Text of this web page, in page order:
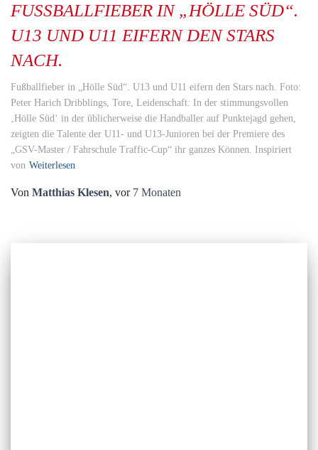
FUSSBALLFIEBER IN „HÖLLE SÜD“. U
13 UND U11 EIFERN DEN STARS N
ACH.
Fußballfieber in „Hölle Süd“. U13 und U11 eifern den Stars nach. Foto:
Peter Harich Dribblings, Tore, Leidenschaft: In der stimmungsvollen
‚Hölle Süd‘ in der üblicherweise die Handballer auf Punktejagd gehen,
zeigten die Talente der U11- und U13-Junioren bei der Premiere des
„GSV-Master / Fahrschule Traffic-Cup“ ihr ganzes Können. Inspiriert
von Weiterlesen
Von Matthias Klesen, vor 7 Monaten